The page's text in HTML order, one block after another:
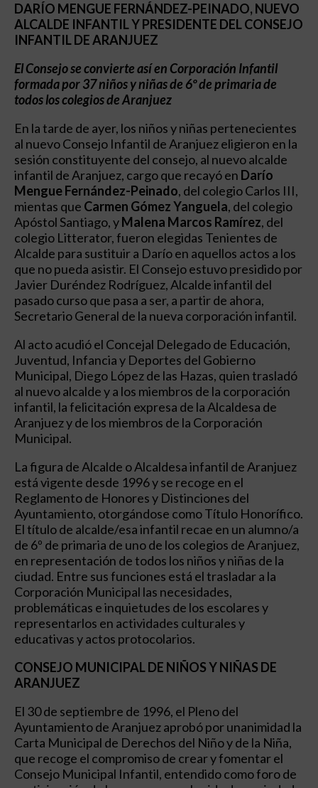
DARÍO MENGUE FERNÁNDEZ-PEINADO, NUEVO
ALCALDE INFANTIL Y PRESIDENTE DEL CONSEJO
INFANTIL DE ARANJUEZ
El Consejo se convierte así en Corporación Infantil
formada por 37 niños y niñas de 6º de primaria de
todos los colegios de Aranjuez
En la tarde de ayer, los niños y niñas pertenecientes
al nuevo Consejo Infantil de Aranjuez eligieron en la
sesión constituyente del consejo, al nuevo alcalde
infantil de Aranjuez, cargo que recayó en Darío
Mengue Fernández-Peinado, del colegio Carlos III,
mientas que Carmen Gómez Yanguela, del colegio
Apóstol Santiago, yMalena Marcos Ramírez, del
colegio Litterator, fueron elegidas Tenientes de
Alcalde para sustituir a Darío en aquellos actos a los
que no pueda asistir. El Consejo estuvo presidido por
Javier Duréndez Rodríguez, Alcalde infantil del
pasado curso que pasa a ser, a partir de ahora,
Secretario General de la nueva corporación infantil.
Al acto acudió el Concejal Delegado de Educación,
Juventud, Infancia y Deportes del Gobierno
Municipal, Diego López de las Hazas, quien trasladó
al nuevo alcalde y a los miembros de la corporación
infantil, la felicitación expresa de la Alcaldesa de
Aranjuez y de los miembros de la Corporación
Municipal.
La figura de Alcalde o Alcaldesa infantil de Aranjuez
está vigente desde 1996 y se recoge en el
Reglamento de Honores y Distinciones del
Ayuntamiento, otorgándose como Título Honorífico.
El título de alcalde/esa infantil recae en un alumno/a
de 6º de primaria de uno de los colegios de Aranjuez,
en representación de todos los niños y niñas de la
ciudad. Entre sus funciones está el trasladar a la
Corporación Municipal las necesidades,
problemáticas e inquietudes de los escolares y
representarlos en actividades culturales y
educativas y actos protocolarios.
CONSEJO MUNICIPAL DE NIÑOS Y NIÑAS DE
ARANJUEZ
El 30 de septiembre de 1996, el Pleno del
Ayuntamiento de Aranjuez aprobó por unanimidad la
Carta Municipal de Derechos del Niño y de la Niña,
que recoge el compromiso de crear y fomentar el
Consejo Municipal Infantil, entendido como foro de